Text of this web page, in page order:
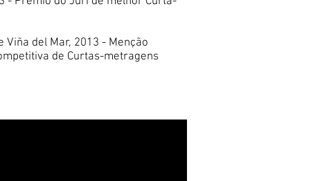
Viña del Mar, 2013 - Menção
de Curtas-metragens